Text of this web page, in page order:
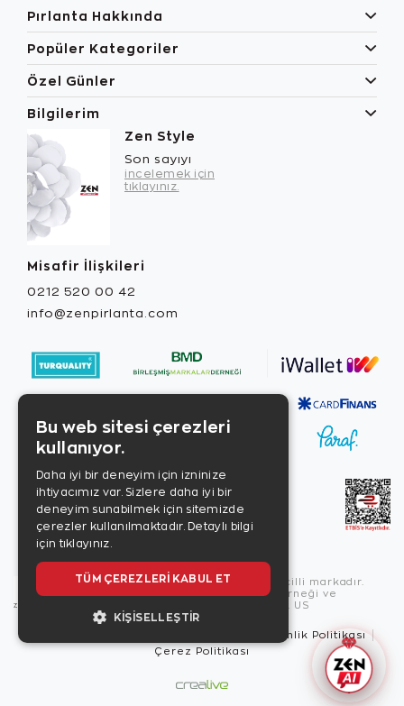
Pırlanta Hakkında
Popüler Kategoriler
Özel Günler
Bilgilerim
Zen Style
Son sayıyı
incelemek için
tıklayınız.
Misafir İlişkileri
0212 520 00 42
info@zenpirlanta.com
Copyright © 2026, Zen Diamond tescilli markadır.
Zen Diamond Birleşmiş Markalar Derneği ve
Turquality Destek Programı üyesidir. US
Güvenlik Politikası
Çerez Politikası
Bu web sitesi çerezleri
kullanıyor.
Daha iyi bir deneyim için izninize
ihtiyacımız var. Sizlere daha iyi bir
deneyim sunabilmek için sitemizde
çerezler kullanılmaktadır. Detaylı bilgi
için tıklayınız.
TÜM ÇEREZLERI KABUL ET
KIŞISELLEŞTIR